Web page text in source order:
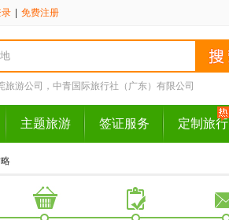
免费注册
旅游公司，中青国际旅行社（广东）有限公司
主题旅游 签证服务 定制旅行